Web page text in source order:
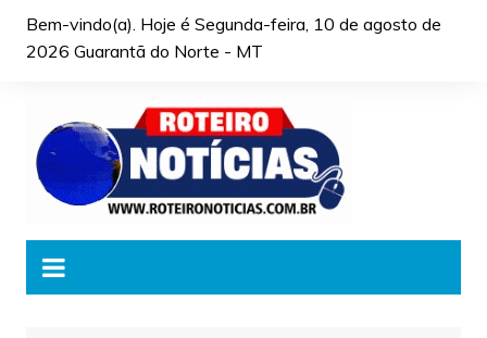
Bem-vindo(a). Hoje é Segunda-feira, 10 de agosto de
2026 Guarantã do Norte - MT